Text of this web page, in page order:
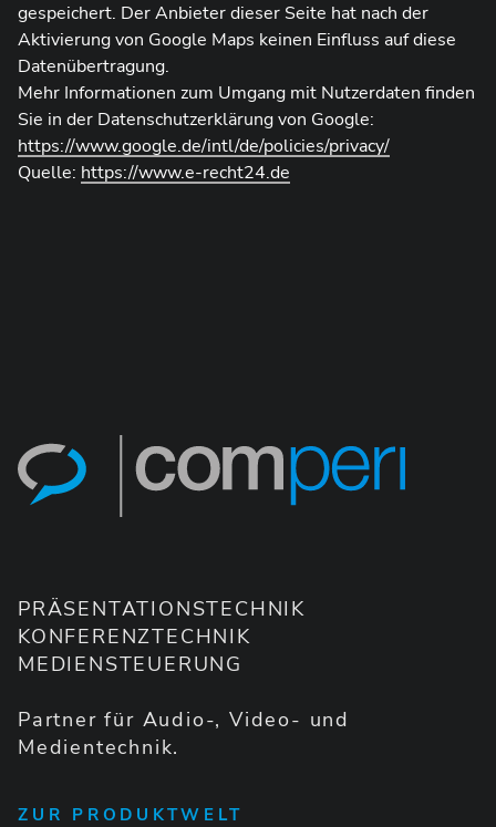
gespeichert. Der Anbieter dieser Seite hat nach der
Aktivierung von Google Maps keinen Einfluss auf diese
Datenübertragung.
Mehr Informationen zum Umgang mit Nutzerdaten finden
Sie in der Datenschutzerklärung von Google:
https://www.google.de/intl/de/policies/privacy/
Quelle: https://www.e-recht24.de
PRÄSENTATIONSTECHNIK
KONFERENZTECHNIK
MEDIENSTEUERUNG
Partner für Audio-, Video- und
Medientechnik.
ZUR PRODUKTWELT